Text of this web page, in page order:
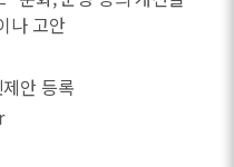
나 고안
안 등록